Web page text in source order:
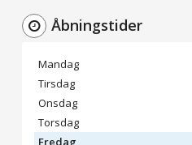
Åbningstider
Mandag
Tirsdag
Onsdag
Torsdag
Fredag